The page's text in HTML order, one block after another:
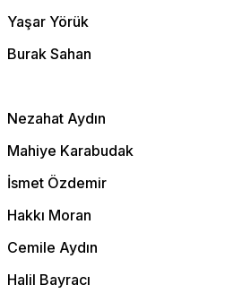
Yaşar Yörük
Burak Sahan
Nezahat Aydın
Mahiye Karabudak
İsmet Özdemir
Hakkı Moran
Cemile Aydın
Halil Bayracı